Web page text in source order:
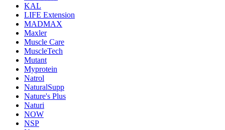
KAL
LIFE Extension
MADMAX
Maxler
Muscle Care
MuscleTech
Mutant
Myprotein
Natrol
NaturalSupp
Nature's Plus
Naturi
NOW
NSP